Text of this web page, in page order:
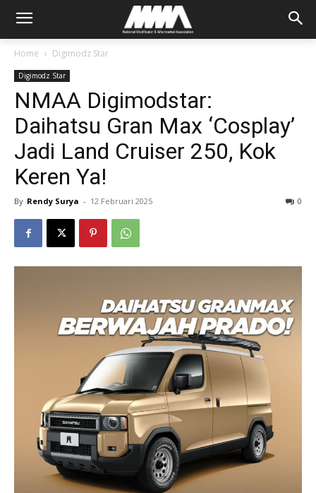
Home Digimodz Star
Digimodz Star
NMAA Digimodstar:
Daihatsu Gran Max ‘Cosplay’
Jadi Land Cruiser 250, Kok
Keren Ya!
By Rendy Surya - 12 Februari 2025 0